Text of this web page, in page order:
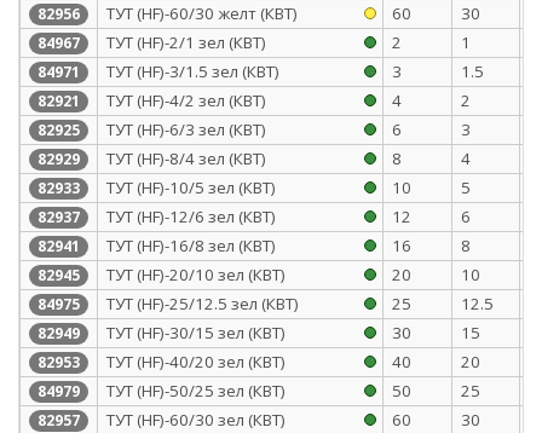
82956 ТУТ (HF)-60/30 желт (КВТ) 60 30
84967 ТУТ (HF)-2/1 зел (КВТ) 2 1
84971 ТУТ (HF)-3/1.5 зел (КВТ) 3 1.5
82921 ТУТ (HF)-4/2 зел (КВТ) 4 2
82925 ТУТ (HF)-6/3 зел (КВТ) 6 3
82929 ТУТ (HF)-8/4 зел (КВТ) 8 4
82933 ТУТ (HF)-10/5 зел (КВТ) 10 5
82937 ТУТ (HF)-12/6 зел (КВТ) 12 6
82941 ТУТ (HF)-16/8 зел (КВТ) 16 8
82945 ТУТ (HF)-20/10 зел (КВТ) 20 10
84975 ТУТ (HF)-25/12.5 зел (КВТ) 25 12.5
82949 ТУТ (HF)-30/15 зел (КВТ) 30 15
82953 ТУТ (HF)-40/20 зел (КВТ) 40 20
84979 ТУТ (HF)-50/25 зел (КВТ) 50 25
82957 ТУТ (HF)-60/30 зел (КВТ) 60 30